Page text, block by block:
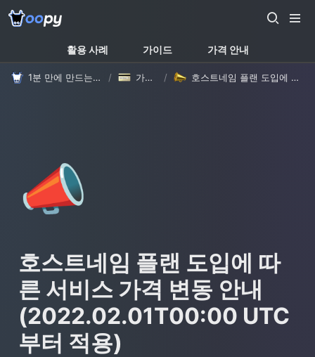
활용 사례 가이드 가격 안내
1분 만에 만드는 노션 웹사이트, 우피! / 가격 안내 / 호스트네임 플랜 도입에 따른 서비스 가격 변동 안내 (2022.02.01T00:00 UTC 부터 적용)
📣
호스트네임 플랜 도입에 따
른 서비스 가격 변동 안내
(2022.02.01T00:00 UTC
부터 적용)